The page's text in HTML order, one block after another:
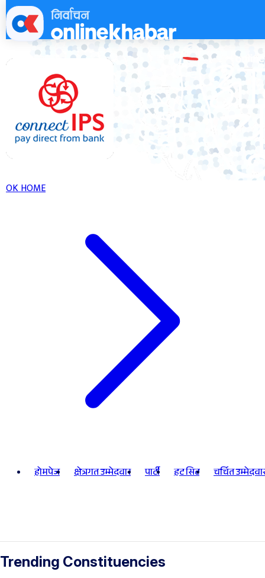
Skip
to
content
OK HOME
होमपेज क्षेत्रगत उम्मेदवार पार्टी हट सिट चर्चित
Trending Constituencies